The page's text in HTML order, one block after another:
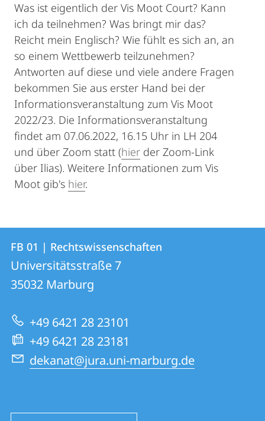
Was ist eigentlich der Vis Moot Court? Kann
ich da teilnehmen? Was bringt mir das?
Reicht mein Englisch? Wie fühlt es sich an, an
so einem Wettbewerb teilzunehmen?
Antworten auf diese und viele andere Fragen
bekommen Sie aus erster Hand bei der
Informationsveranstaltung zum Vis Moot
2022/23. Die Informationsveranstaltung
findet am 07.06.2022, 16.15 Uhr in LH 204
und über Zoom statt (hier der Zoom-Link
über Ilias). Weitere Informationen zum Vis
Moot gib's hier.
Kontakt
und
Informationen
zur
Website
Kontaktinformationen
FB
01
Rechtswissenschaften
FB 01 | Rechtswissenschaften
Universitätsstraße 7
35032 Marburg
+49 6421 28 23101
+49 6421 28 23181
dekanat@jura.uni-marburg.de